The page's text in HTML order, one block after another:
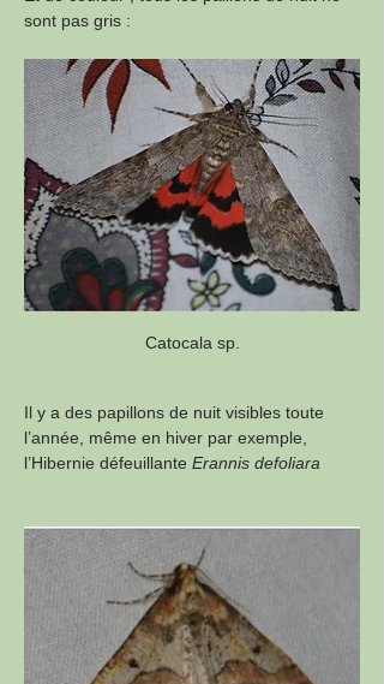
sont pas gris :
Catocala sp.
Il y a des papillons de nuit visibles toute
l’année, même en hiver par exemple,
l’Hibernie défeuillante Erannis defoliara